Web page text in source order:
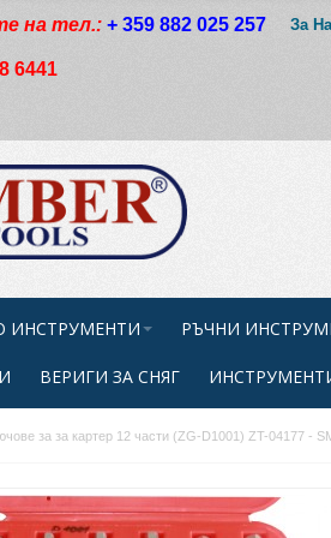
на тел.: + 359 882 025 257
6441
За
ИНСТРУМЕНТИ РЪЧНИ
ВЕРИГИ ЗА СНЯГ
за за картер 12 части (ZG-D1001) ZT-04177 -